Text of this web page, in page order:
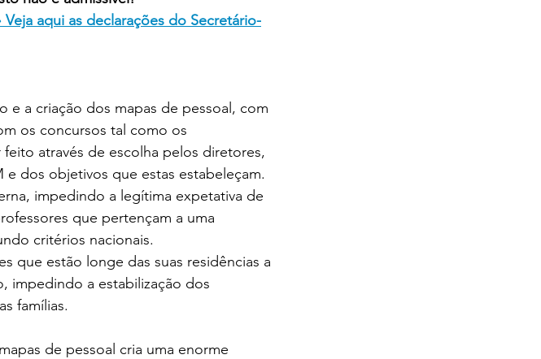
Veja aqui as declarações do Secretário-
e a criação dos mapas de pessoal, com
os concursos tal como os
através de escolha pelos diretores,
dos objetivos que estas estabeleçam.
impedindo a legítima expetativa de
que pertençam a uma
critérios nacionais.
que estão longe das suas residências a
impedindo a estabilização dos
famílias.
de pessoal cria uma enorme